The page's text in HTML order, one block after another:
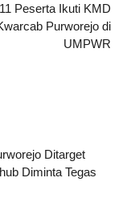
Peserta Ikuti KMD
Purworejo di
UMPWR
Ditarget
Diminta Tegas